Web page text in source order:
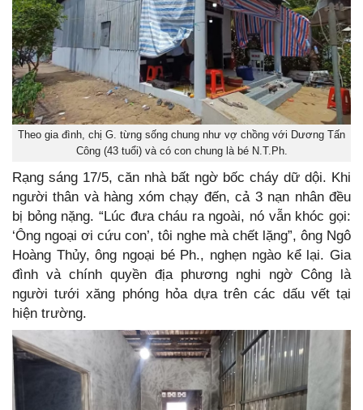
Theo gia đình, chị G. từng sống chung như vợ chồng với Dương Tấn
Công (43 tuổi) và có con chung là bé N.T.Ph.
Rạng sáng 17/5, căn nhà bất ngờ bốc cháy dữ dội. Khi
người thân và hàng xóm chạy đến, cả 3 nạn nhân đều
bị bỏng nặng. “Lúc đưa cháu ra ngoài, nó vẫn khóc gọi:
‘Ông ngoại ơi cứu con’, tôi nghe mà chết lặng”, ông Ngô
Hoàng Thủy, ông ngoại bé Ph., nghẹn ngào kể lại. Gia
đình và chính quyền địa phương nghi ngờ Công là
người tưới xăng phóng hỏa dựa trên các dấu vết tại
hiện trường.